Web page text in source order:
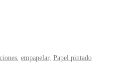
, empapelar, Papel pintado